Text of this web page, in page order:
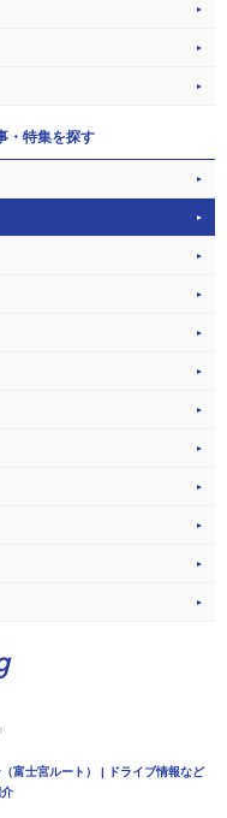
・特集を探す
富士宮ルート） | ドライブ情報など